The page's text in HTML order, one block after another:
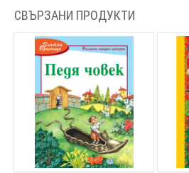
СВЪРЗАНИ ПРОДУКТИ